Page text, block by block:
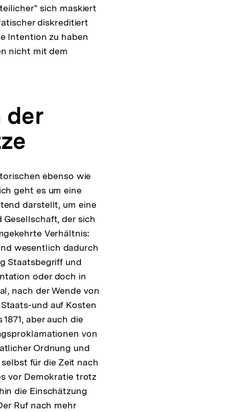
sich maskiert
diskreditiert
Intention zu haben
nicht mit dem
der
ebenso wie
geht es um eine
darstellt, um eine
der sich
Verhältnis:
wesentlich dadurch
Staatsbegriff und
oder doch in
nach der Wende von
und auf Kosten
aber auch die
von
Ordnung und
für die Zeit nach
vor Demokratie trotz
die Einschätzung
Ruf nach mehr